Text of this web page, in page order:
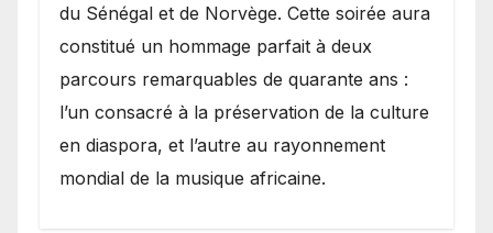
du Sénégal et de Norvège. Cette soirée aura
constitué un hommage parfait à deux
parcours remarquables de quarante ans :
l’un consacré à la préservation de la culture
en diaspora, et l’autre au rayonnement
mondial de la musique africaine.